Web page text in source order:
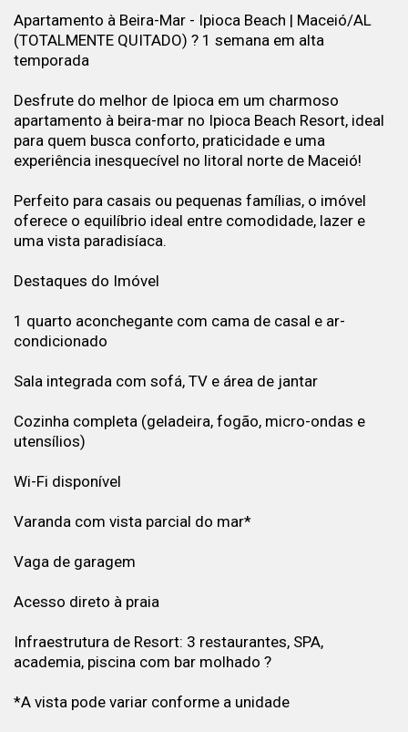
Apartamento à Beira-Mar - Ipioca Beach | Maceió/AL
(TOTALMENTE QUITADO) ? 1 semana em alta
temporada
Desfrute do melhor de Ipioca em um charmoso
apartamento à beira-mar no Ipioca Beach Resort, ideal
para quem busca conforto, praticidade e uma
experiência inesquecível no litoral norte de Maceió!
Perfeito para casais ou pequenas famílias, o imóvel
oferece o equilíbrio ideal entre comodidade, lazer e
uma vista paradisíaca.
Destaques do Imóvel
1 quarto aconchegante com cama de casal e ar-
condicionado
Sala integrada com sofá, TV e área de jantar
Cozinha completa (geladeira, fogão, micro-ondas e
utensílios)
Wi-Fi disponível
Varanda com vista parcial do mar*
Vaga de garagem
Acesso direto à praia
Infraestrutura de Resort: 3 restaurantes, SPA,
academia, piscina com bar molhado ?
*A vista pode variar conforme a unidade